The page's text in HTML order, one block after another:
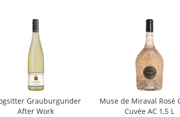
Grauburgunder
After Work
Muse de Miraval Rosé
Cuvée AC 1,5 L